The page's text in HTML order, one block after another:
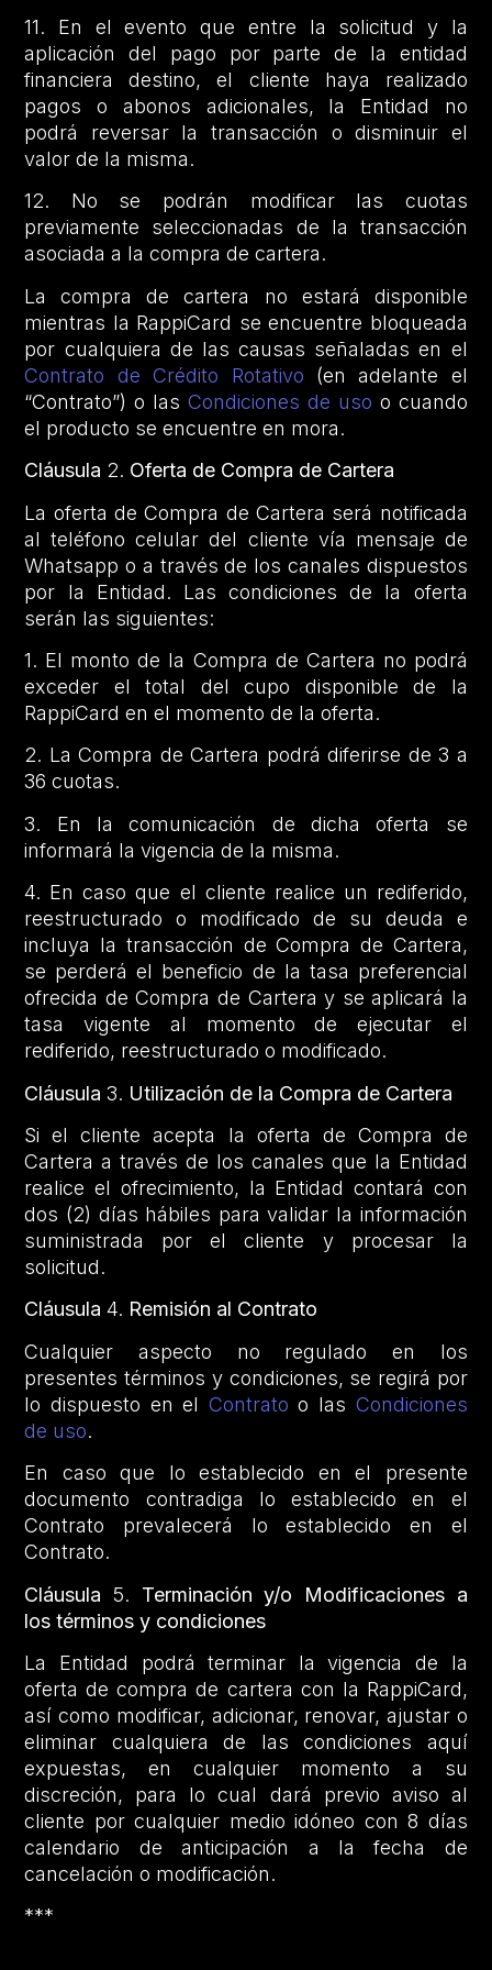
11. En el evento que entre la solicitud y la
aplicación del pago por parte de la entidad
financiera destino, el cliente haya realizado
pagos o abonos adicionales, la Entidad no
podrá reversar la transacción o disminuir el
valor de la misma.
12. No se podrán modificar las cuotas
previamente seleccionadas de la transacción
asociada a la compra de cartera.
La compra de cartera no estará disponible
mientras la RappiCard se encuentre bloqueada
por cualquiera de las causas señaladas en el
Contrato de Crédito Rotativo (en adelante el
“Contrato”) o lasCondiciones de uso o cuando
el producto se encuentre en mora.
Cláusula 2. Oferta de Compra de Cartera
La oferta de Compra de Cartera será notificada
al teléfono celular del cliente vía mensaje de
Whatsapp o a través de los canales dispuestos
por la Entidad. Las condiciones de la oferta
serán las siguientes:
1. El monto de la Compra de Cartera no podrá
exceder el total del cupo disponible de la
RappiCard en el momento de la oferta.
2. La Compra de Cartera podrá diferirse de 3 a
36 cuotas.
3. En la comunicación de dicha oferta se
informará la vigencia de la misma.
4. En caso que el cliente realice un rediferido,
reestructurado o modificado de su deuda e
incluya la transacción de Compra de Cartera,
se perderá el beneficio de la tasa preferencial
ofrecida de Compra de Cartera y se aplicará la
tasa vigente al momento de ejecutar el
rediferido, reestructurado o modificado.
Cláusula3. Utilización de la Compra de Cartera
Si el cliente acepta la oferta de Compra de
Cartera a través de los canales que la Entidad
realice el ofrecimiento, la Entidad contará con
dos (2) días hábiles para validar la información
suministrada por el cliente y procesar la
solicitud.
Cláusula4. Remisión al Contrato
Cualquier aspecto no regulado en los
presentes términos y condiciones, se regirá por
lo dispuesto en el Contratoo las Condiciones
de uso.
En caso que lo establecido en el presente
documento contradiga lo establecido en el
Contrato prevalecerá lo establecido en el
Contrato.
Cláusula 5. Terminación y/o Modificaciones a
los términos y condiciones
La Entidad podrá terminar la vigencia de la
oferta de compra de cartera con la RappiCard,
así como modificar, adicionar, renovar, ajustar o
eliminar cualquiera de las condiciones aquí
expuestas, en cualquier momento a su
discreción, para lo cual dará previo aviso al
cliente por cualquier medio idóneo con 8 días
calendario de anticipación a la fecha de
cancelación o modificación.
***